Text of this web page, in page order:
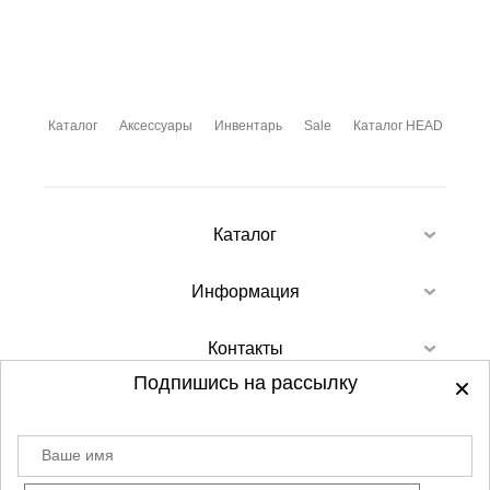
Каталог Аксессуары Инвентарь Sale Каталог HEAD
Каталог
Информация
Контакты
©2012-2026 - Sellgroup.ru - все права
Подпишись на рассылку
Ваше имя